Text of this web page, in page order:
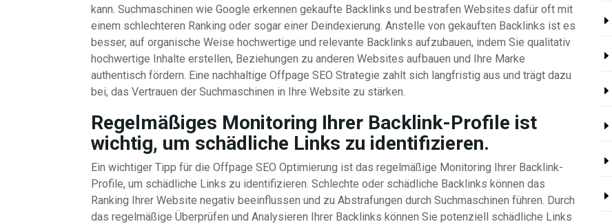
kann. Suchmaschinen wie Google erkennen gekaufte Backlinks und bestrafen Websites dafür oft mit
einem schlechteren Ranking oder sogar einer Deindexierung. Anstelle von gekauften Backlinks ist es
besser, auf organische Weise hochwertige und relevante Backlinks aufzubauen, indem Sie qualitativ
hochwertige Inhalte erstellen, Beziehungen zu anderen Websites aufbauen und Ihre Marke
authentisch fördern. Eine nachhaltige Offpage SEO Strategie zahlt sich langfristig aus und trägt dazu
bei, das Vertrauen der Suchmaschinen in Ihre Website zu stärken.
Regelmäßiges Monitoring Ihrer Backlink-Profile ist
wichtig, um schädliche Links zu identifizieren.
Ein wichtiger Tipp für die Offpage SEO Optimierung ist das regelmäßige Monitoring Ihrer Backlink-
Profile, um schädliche Links zu identifizieren. Schlechte oder schädliche Backlinks können das
Ranking Ihrer Website negativ beeinflussen und zu Abstrafungen durch Suchmaschinen führen. Durch
das regelmäßige Überprüfen und Analysieren Ihrer Backlinks können Sie potenziell schädliche Links